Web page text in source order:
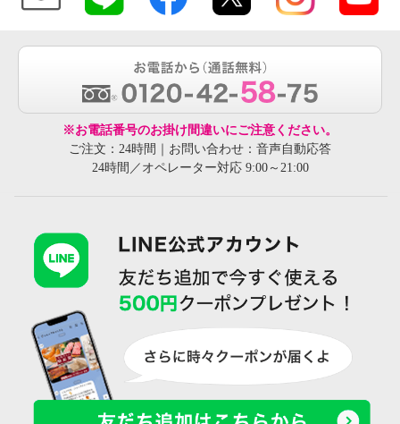
※お電話番号のお掛け間違いにご注意ください。
ご注文：24時間｜お問い合わせ：音声自動応答
24時間／オペレーター対応 9:00～21:00